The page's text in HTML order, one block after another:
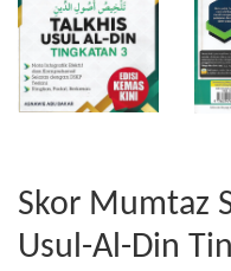
Skor Mumtaz
Usul-Al-Din